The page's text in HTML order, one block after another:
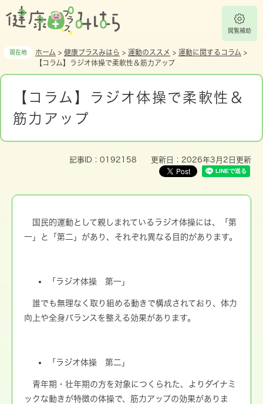
ー
先
で
ニ
を
ば
へ
閲覧補助
現在地 ホーム > 健康プラスみはら > 運動のススメ > 運動に関するコラム >
【コラム】ラジオ体操で柔軟性＆筋力アップ
【コラム】ラジオ体操で柔軟性＆
筋力アップ
記事ID：0192158 更新日：2026年3月2日更新
国民的運動として親しまれているラジオ体操には、「第
一」と「第二」があり、それぞれ異なる目的があります。
「ラジオ体操 第一」
誰でも無理なく取り組める動きで構成されており、体力
向上や全身バランスを整える効果があります。
「ラジオ体操 第二」
青年期・壮年期の方を対象につくられた、よりダイナミ
ックな動きが特徴の体操で、筋力アップの効果がありま